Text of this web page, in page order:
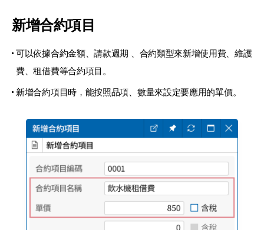
新增合約項目
可以依據合約金額、請款週期 、 合約類型來新增使用費、維護
費、租借費等合約項目。
新增合約項目時，能按照品項、 數量來設定要應用的單價。